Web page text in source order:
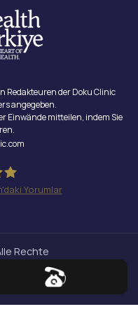
Redakteuren der Doku Clinic
angegeben.
Einwände mitteilen, indem Sie
Yorumlar
Rechte